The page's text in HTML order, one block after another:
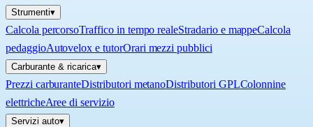
Strumenti▾
Calcola percorsoTraffico in tempo realeStradario e mappeCalcola
pedaggioAutovelox e tutorOrari mezzi pubblici
Carburante & ricarica▾
Prezzi carburanteDistributori metanoDistributori GPLColonnine
elettricheAree di servizio
Servizi auto▾